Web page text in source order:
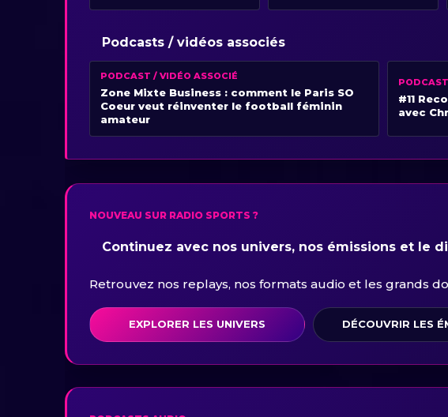
Podcasts / vidéos associés
PODCAST / VIDÉO ASSOCIÉ
Zone Mixte Business : comment le Paris SO
Coeur veut réinventer le football féminin
amateur
#11
avec
NOUVEAU SUR RADIO SPORTS ?
Continuez avec nos univers, nos émissions et le
Retrouvez nos replays, nos formats audio et les grands
EXPLORER LES UNIVERS DÉCOUVRIR LES